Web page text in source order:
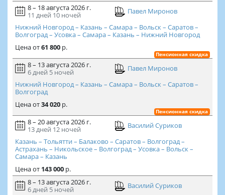
8 – 18 августа 2026 г.
11 дней 10 ночей
Павел Миронов
Нижний Новгород – Казань – Самара – Вольск – Саратов –
Волгоград – Усовка – Самара – Казань – Нижний Новгород
Ценаот61 800р.
Пенсионная скидка
8 – 13 августа 2026 г.
6 дней 5 ночей
Павел Миронов
Нижний Новгород – Казань – Самара – Вольск – Саратов –
Волгоград
Ценаот34 020р.
Пенсионная скидка
8 – 20 августа 2026 г.
13 дней 12 ночей
Василий Суриков
Казань – Тольятти – Балаково – Саратов – Волгоград –
Астрахань – Никольское – Волгоград – Усовка – Вольск –
Самара – Казань
Ценаот 143 000р.
8 – 13 августа 2026 г.
6 дней 5 ночей
Василий Суриков